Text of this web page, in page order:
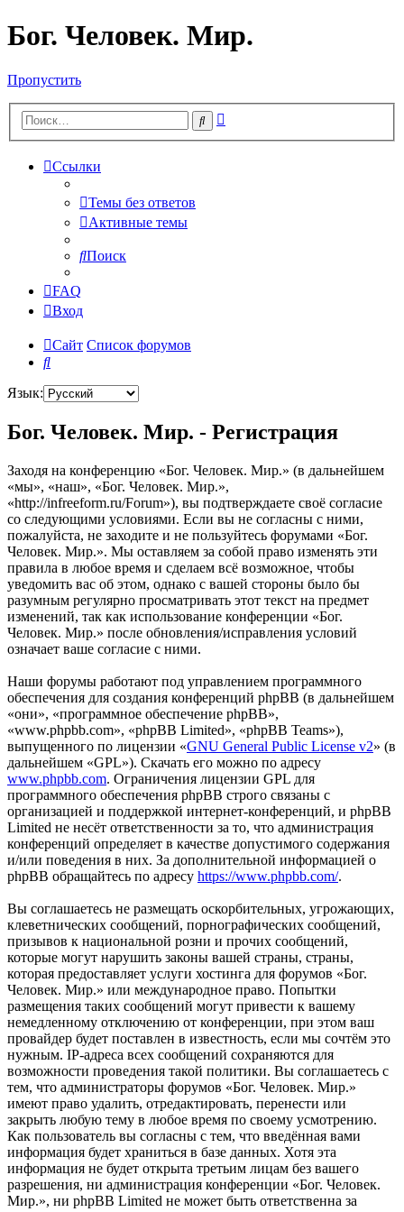
Бог. Человек. Мир.
Пропустить
Поиск
Ссылки
Темы без ответов
Активные темы
Поиск
FAQ
Вход
Сайт Список форумов
Поиск
Язык:
Бог. Человек. Мир. - Регистрация
Заходя на конференцию «Бог. Человек. Мир.» (в дальнейшем
«мы», «наш», «Бог. Человек. Мир.»,
«http://infreeform.ru/Forum»), вы подтверждаете своё согласие
со следующими условиями. Если вы не согласны с ними,
пожалуйста, не заходите и не пользуйтесь форумами «Бог.
Человек. Мир.». Мы оставляем за собой право изменять эти
правила в любое время и сделаем всё возможное, чтобы
уведомить вас об этом, однако с вашей стороны было бы
разумным регулярно просматривать этот текст на предмет
изменений, так как использование конференции «Бог.
Человек. Мир.» после обновления/исправления условий
означает ваше согласие с ними.
Наши форумы работают под управлением программного
обеспечения для создания конференций phpBB (в дальнейшем
«они», «программное обеспечение phpBB»,
«www.phpbb.com», «phpBB Limited», «phpBB Teams»),
выпущенного по лицензии «GNU General Public License v2» (в
дальнейшем «GPL»). Скачать его можно по адресу
www.phpbb.com. Ограничения лицензии GPL для
программного обеспечения phpBB строго связаны с
организацией и поддержкой интернет-конференций, и phpBB
Limited не несёт ответственности за то, что администрация
конференций определяет в качестве допустимого содержания
и/или поведения в них. За дополнительной информацией о
phpBB обращайтесь по адресу https://www.phpbb.com/.
Вы соглашаетесь не размещать оскорбительных, угрожающих,
клеветнических сообщений, порнографических сообщений,
призывов к национальной розни и прочих сообщений,
которые могут нарушить законы вашей страны, страны,
которая предоставляет услуги хостинга для форумов «Бог.
Человек. Мир.» или международное право. Попытки
размещения таких сообщений могут привести к вашему
немедленному отключению от конференции, при этом ваш
провайдер будет поставлен в известность, если мы сочтём это
нужным. IP-адреса всех сообщений сохраняются для
возможности проведения такой политики. Вы соглашаетесь с
тем, что администраторы форумов «Бог. Человек. Мир.»
имеют право удалить, отредактировать, перенести или
закрыть любую тему в любое время по своему усмотрению.
Как пользователь вы согласны с тем, что введённая вами
информация будет храниться в базе данных. Хотя эта
информация не будет открыта третьим лицам без вашего
разрешения, ни администрация конференции «Бог. Человек.
Мир.», ни phpBB Limited не может быть ответственна за